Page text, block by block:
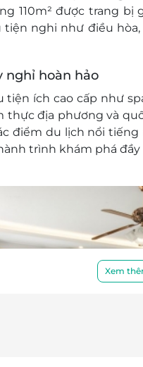
110m² được trang
nghi như điều
nghỉ hoàn hảo
tiện ích cao cấp như
thực địa phương và
điểm du lịch nổi
trình khám phá đầy
Xem